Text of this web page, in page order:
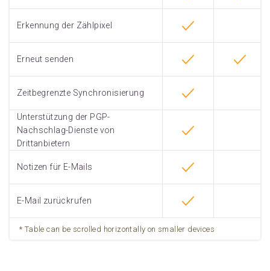
Erkennung der Zählpixel
Erneut senden
Zeitbegrenzte Synchronisierung
Unterstützung der PGP-
Nachschlag-Dienste von
Drittanbietern
Notizen für E-Mails
E-Mail zurückrufen